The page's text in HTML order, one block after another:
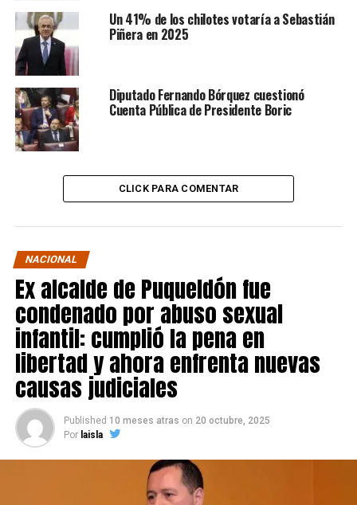
Un 41% de los chilotes votaría a Sebastián
Piñera en 2025
Diputado Fernando Bórquez cuestionó
Cuenta Pública de Presidente Boric
CLICK PARA COMENTAR
NACIONAL
Ex alcalde de Puqueldón fue
condenado por abuso sexual
infantil: cumplió la pena en
libertad y ahora enfrenta nuevas
causas judiciales
Published 10 meses atras on 20 octubre, 2025
Por laisla